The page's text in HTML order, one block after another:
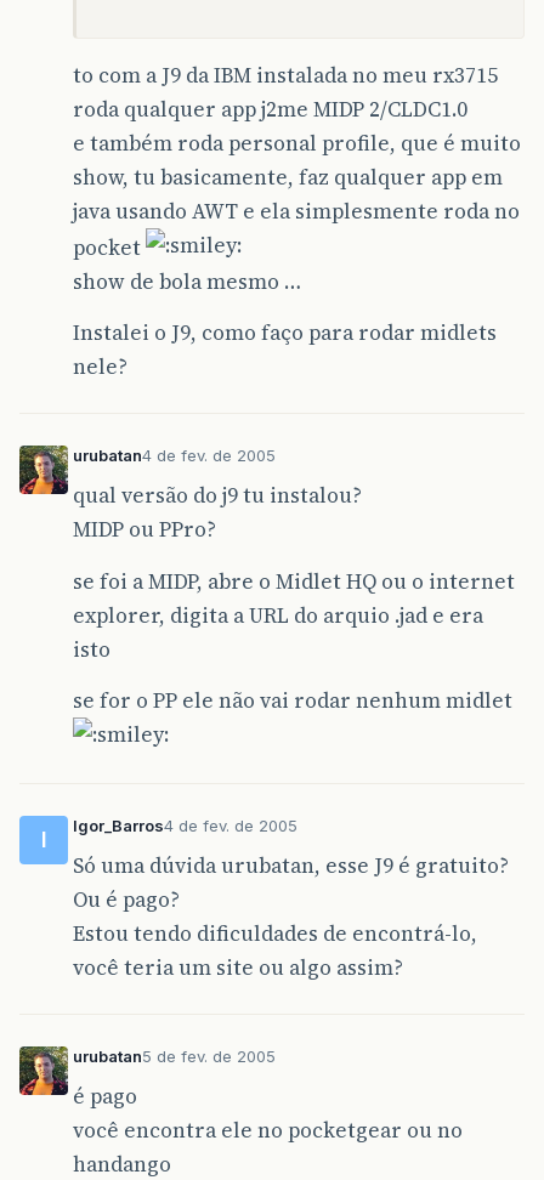
to com a J9 da IBM instalada no meu rx3715
roda qualquer app j2me MIDP 2/CLDC1.0
e também roda personal profile, que é muito
show, tu basicamente, faz qualquer app em
java usando AWT e ela simplesmente roda no
pocket
show de bola mesmo …
Instalei o J9, como faço para rodar midlets
nele?
urubatan4 de fev. de 2005
qual versão do j9 tu instalou?
MIDP ou PPro?
se foi a MIDP, abre o Midlet HQ ou o internet
explorer, digita a URL do arquio .jad e era
isto
se for o PP ele não vai rodar nenhum midlet
I
Igor_Barros4 de fev. de 2005
Só uma dúvida urubatan, esse J9 é gratuito?
Ou é pago?
Estou tendo dificuldades de encontrá-lo,
você teria um site ou algo assim?
urubatan5 de fev. de 2005
é pago
você encontra ele no pocketgear ou no
handango